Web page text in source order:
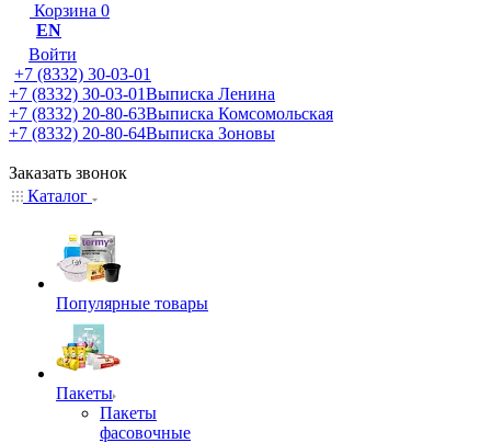
Корзина 0
EN
Войти
+7 (8332) 30-03-01
+7 (8332) 30-03-01Выписка Ленина
+7 (8332) 20-80-63Выписка Комсомольская
+7 (8332) 20-80-64Выписка Зоновы
Заказать звонок
Каталог
Популярные товары
Пакеты
Пакеты
фасовочные